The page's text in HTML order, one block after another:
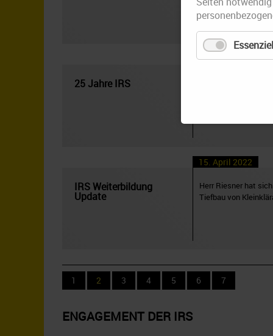
12. Juli 2022
25 Jahre IRS
Die
15. April 2022
IRS Weiterbildung
Update
Herr Riesner hat
Tiefbau von
1 2 3 4 5 6 7
ENGAGEMENT DER IRS